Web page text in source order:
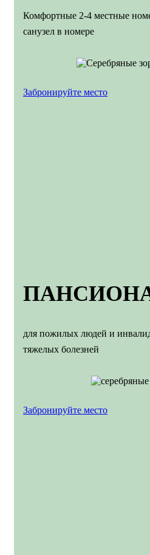
Комфортные 2-4 местные
санузел в номере
Забронируйте место
для пожилых людей и
тяжелых болезней
Забронируйте место